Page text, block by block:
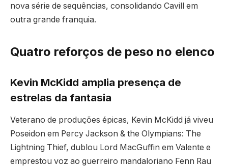
nova série de sequências, consolidando Cavill em
outra grande franquia.
Quatro reforços de peso no elenco
Kevin McKidd amplia presença de
estrelas da fantasia
Veterano de produções épicas, Kevin McKidd já viveu
Poseidon em Percy Jackson & the Olympians: The
Lightning Thief, dublou Lord MacGuffin em Valente e
emprestou voz ao guerreiro mandaloriano Fenn Rau